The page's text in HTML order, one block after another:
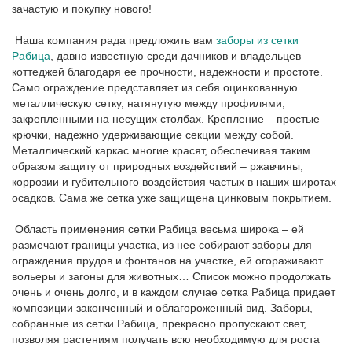
зачастую и покупку нового!
Наша компания рада предложить вам заборы из сетки
Рабица , давно известную среди дачников и владельцев
коттеджей благодаря ее прочности, надежности и простоте.
Само ограждение представляет из себя оцинкованную
металлическую сетку, натянутую между профилями,
закрепленными на несущих столбах. Крепление – простые
крючки, надежно удерживающие секции между собой.
Металлический каркас многие красят, обеспечивая таким
образом защиту от природных воздействий – ржавчины,
коррозии и губительного воздействия частых в наших широтах
осадков. Сама же сетка уже защищена цинковым покрытием.
Область применения сетки Рабица весьма широка – ей
размечают границы участка, из нее собирают заборы для
ограждения прудов и фонтанов на участке, ей огораживают
вольеры и загоны для животных… Список можно продолжать
очень и очень долго, и в каждом случае сетка Рабица придает
композиции законченный и облагороженный вид. Заборы,
собранные из сетки Рабица, прекрасно пропускают свет,
позволяя растениям получать всю необходимую для роста